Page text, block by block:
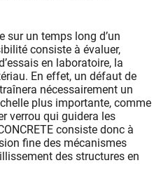
sur un temps long d’un
consiste à évaluer,
en laboratoire, la
En effet, un défaut de
nécessairement un
plus importante, comme
verrou qui guidera les
consiste donc à
fine des mécanismes
des structures en